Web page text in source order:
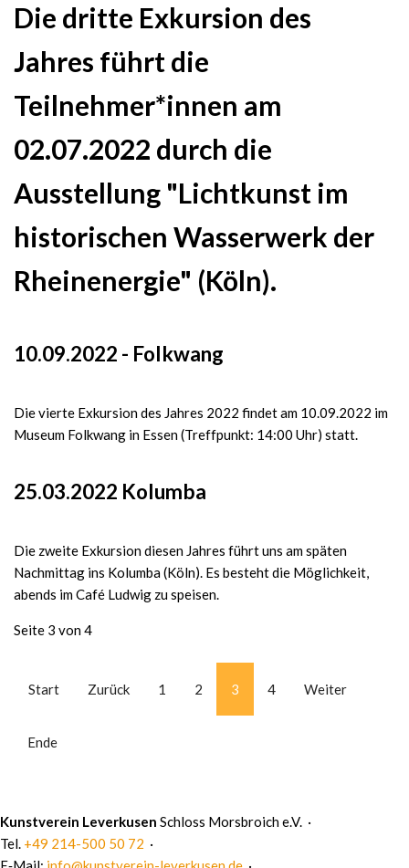
Die dritte Exkursion des
Jahres führt die
Teilnehmer*innen am
02.07.2022 durch die
Ausstellung "Lichtkunst im
historischen Wasserwerk der
Rheinenergie" (Köln).
10.09.2022 - Folkwang
Die vierte Exkursion des Jahres 2022 findet am 10.09.2022 im
Museum Folkwang in Essen (Treffpunkt: 14:00 Uhr) statt.
25.03.2022 Kolumba
Die zweite Exkursion diesen Jahres führt uns am späten
Nachmittag ins Kolumba (Köln). Es besteht die Möglichkeit,
abends im Café Ludwig zu speisen.
Seite 3 von 4
Start Zurück 1 2 3 4 Weiter
Ende
Kunstverein Leverkusen Schloss Morsbroich e.V. ·
Tel. +49 214-500 50 72 ·